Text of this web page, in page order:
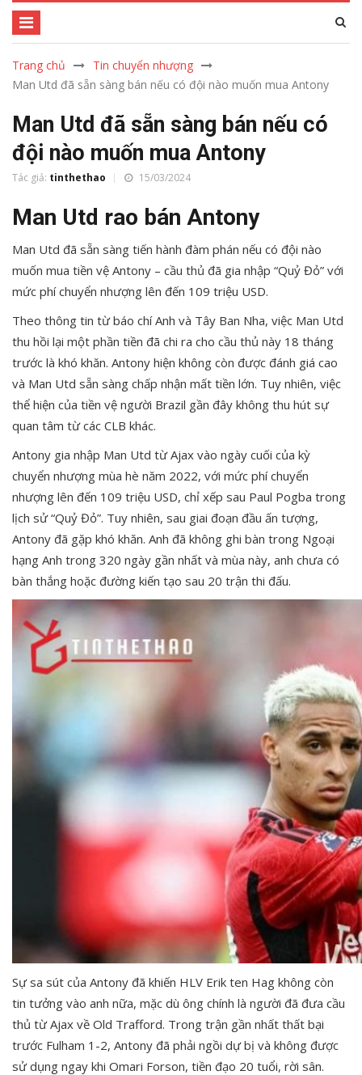
Trang chủ
Tin chuyển nhượng
Man Utd đã sẵn sàng bán nếu có đội nào muốn mua Antony
Man Utd đã sẵn sàng bán nếu có
đội nào muốn mua Antony
Tác giả: tinthethao 15/03/2024
Man Utd rao bán Antony
Man Utd đã sẵn sàng tiến hành đàm phán nếu có đội nào
muốn mua tiền vệ Antony – cầu thủ đã gia nhập “Quỷ Đỏ” với
mức phí chuyển nhượng lên đến 109 triệu USD.
Theo thông tin từ báo chí Anh và Tây Ban Nha, việc Man Utd
thu hồi lại một phần tiền đã chi ra cho cầu thủ này 18 tháng
trước là khó khăn. Antony hiện không còn được đánh giá cao
và Man Utd sẵn sàng chấp nhận mất tiền lớn. Tuy nhiên, việc
thể hiện của tiền vệ người Brazil gần đây không thu hút sự
quan tâm từ các CLB khác.
Antony gia nhập Man Utd từ Ajax vào ngày cuối của kỳ
chuyển nhượng mùa hè năm 2022, với mức phí chuyển
nhượng lên đến 109 triệu USD, chỉ xếp sau Paul Pogba trong
lịch sử “Quỷ Đỏ”. Tuy nhiên, sau giai đoạn đầu ấn tượng,
Antony đã gặp khó khăn. Anh đã không ghi bàn trong Ngoại
hạng Anh trong 320 ngày gần nhất và mùa này, anh chưa có
bàn thắng hoặc đường kiến tạo sau 20 trận thi đấu.
Sự sa sút của Antony đã khiến HLV Erik ten Hag không còn
tin tưởng vào anh nữa, mặc dù ông chính là người đã đưa cầu
thủ từ Ajax về Old Trafford. Trong trận gần nhất thất bại
trước Fulham 1-2, Antony đã phải ngồi dự bị và không được
sử dụng ngay khi Omari Forson, tiền đạo 20 tuổi, rời sân.